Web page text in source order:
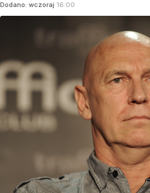
Dodano: wczoraj 16:00